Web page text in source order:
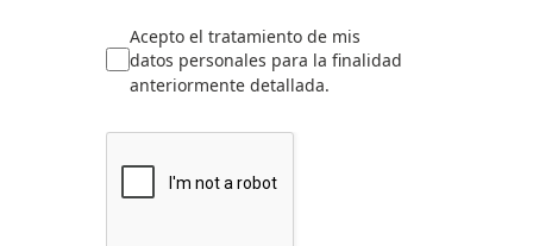
Acepto el tratamiento de mis
datos personales para la finalidad
anteriormente detallada.